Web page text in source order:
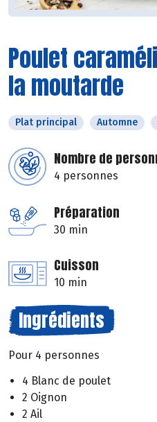
Poulet
la moutarde
Plat principal Automne
Nombre de
4 personnes
Préparation
30 min
Cuisson
10 min
Ingrédients
Pour 4 personnes
4 Blanc de poulet
2 Oignon
2 Ail